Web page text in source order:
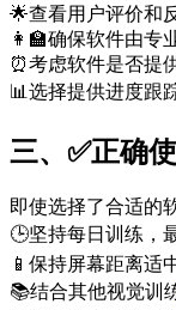
🌟查看用户评价和
👩‍🏫确保软件由专
⏰考虑软件是否提
📊选择提供进度跟
三、✅正确
即使选择了合适的
🕒坚持每日训练，
📱保持屏幕距离适
📚结合其他视觉训